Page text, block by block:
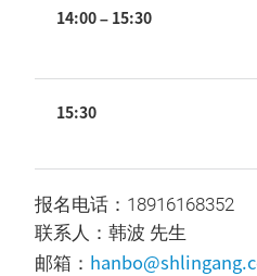
14:00 – 15:30
15:30
报名电话：18916168352
联系人：韩波 先生
邮箱：